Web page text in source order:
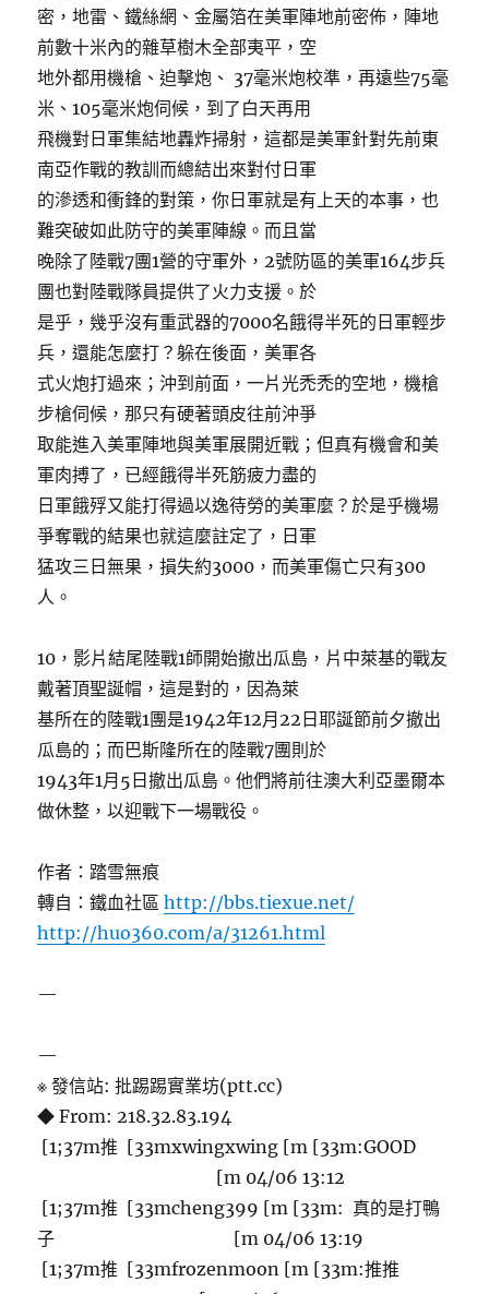
密，地雷、鐵絲網、金屬箔在美軍陣地前密佈，陣地
前數十米內的雜草樹木全部夷平，空
地外都用機槍、迫擊炮、 37毫米炮校準，再遠些75毫
米、105毫米炮伺候，到了白天再用
飛機對日軍集結地轟炸掃射，這都是美軍針對先前東
南亞作戰的教訓而總結出來對付日軍
的滲透和衝鋒的對策，你日軍就是有上天的本事，也
難突破如此防守的美軍陣線。而且當
晚除了陸戰7團1營的守軍外，2號防區的美軍164步兵
團也對陸戰隊員提供了火力支援。於
是乎，幾乎沒有重武器的7000名餓得半死的日軍輕步
兵，還能怎麼打？躲在後面，美軍各
式火炮打過來；沖到前面，一片光禿禿的空地，機槍
步槍伺候，那只有硬著頭皮往前沖爭
取能進入美軍陣地與美軍展開近戰；但真有機會和美
軍肉搏了，已經餓得半死筋疲力盡的
日軍餓殍又能打得過以逸待勞的美軍麼？於是乎機場
爭奪戰的結果也就這麼註定了，日軍
猛攻三日無果，損失約3000，而美軍傷亡只有300
人。
10，影片結尾陸戰1師開始撤出瓜島，片中萊基的戰友
戴著頂聖誕帽，這是對的，因為萊
基所在的陸戰1團是1942年12月22日耶誕節前夕撤出
瓜島的；而巴斯隆所在的陸戰7團則於
1943年1月5日撤出瓜島。他們將前往澳大利亞墨爾本
做休整，以迎戰下一場戰役。
作者：踏雪無痕
轉自：鐵血社區http://bbs.tiexue.net/
http://huo360.com/a/31261.html
—
—
※ 發信站: 批踢踢實業坊(ptt.cc)
◆ From: 218.32.83.194
[1;37m推 [33mxwingxwing [m [33m:GOOD
[m 04/06 13:12
[1;37m推 [33mcheng399 [m [33m: 真的是打鴨
子 [m 04/06 13:19
[1;37m推 [33mfrozenmoon [m [33m:推推